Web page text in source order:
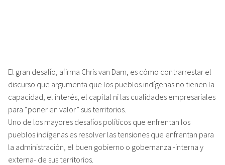
El gran desafío, afirma Chris van Dam, es cómo contrarrestar el
discurso que argumenta que los pueblos indígenas no tienen la
capacidad, el interés, el capital ni las cualidades empresariales
para “poner en valor” sus territorios.
Uno de los mayores desafíos políticos que enfrentan los
pueblos indígenas es resolver las tensiones que enfrentan para
la administración, el buen gobierno o gobernanza -interna y
externa- de sus territorios.